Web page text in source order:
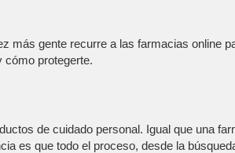
más gente recurre a las farmacias online
cómo protegerte.
de cuidado personal. Igual que una
es que todo el proceso, desde la